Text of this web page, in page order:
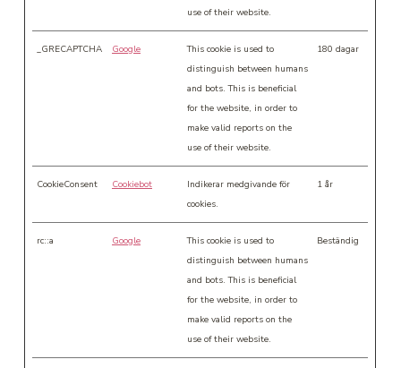
use of their website.
_GRECAPTCHA Google
This cookie is used to
distinguish between humans
and bots. This is beneficial
for the website, in order to
make valid reports on the
use of their website.
180 dagar
CookieConsent Cookiebot
Indikerar medgivande för
cookies.
1 år
rc::a Google
This cookie is used to
distinguish between humans
and bots. This is beneficial
for the website, in order to
make valid reports on the
use of their website.
Beständig